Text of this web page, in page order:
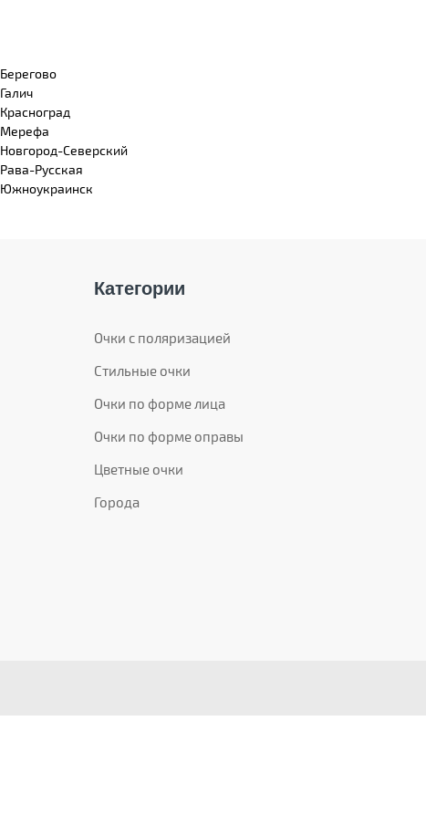
Берегово
Галич
Красноград
Мерефа
Новгород-Северский
Рава-Русская
Южноукраинск
Категории
Очки с поляризацией
Стильные очки
Очки по форме лица
Очки по форме оправы
Цветные очки
Города